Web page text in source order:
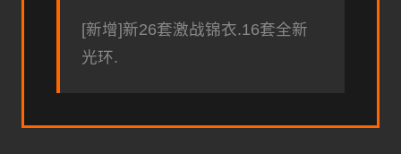
[新增]新26套激战锦衣.16套全新
光环.